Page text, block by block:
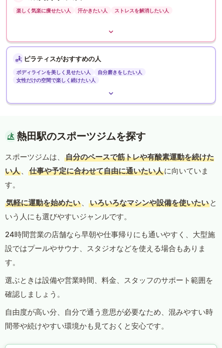
楽しく気楽に痩せたい人 汗かきたい人 ストレスを解消したい人
ピラティスがおすすめの人
ボディラインを美しく見せたい人
自分磨きをしたい人
女性だけの空間で楽しく続けたい人
熱田駅のスポーツジムを探す
スポーツジムは、
自分のペースで筋トレや有酸素運動を続けた
い人 、 仕事や予定に合わせて自由に通いたい人に向いていま
す。
気軽に運動を始めたい 、 いろいろなマシンや設備を使いたい と
いう人にも選びやすいジャンルです。
24時間営業の店舗なら早朝や仕事帰りにも通いやすく、大型施
設ではプールやサウナ、スタジオなどを使える場合もありま
す。
選ぶときは設備や営業時間、料金、スタッフのサポート範囲を
確認しましょう。
自由度が高い分、自分で通う意思が必要なため、混みやすい時
間帯や続けやすい環境かも見ておくと安心です。